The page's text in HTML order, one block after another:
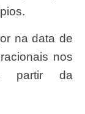
nos
partir da